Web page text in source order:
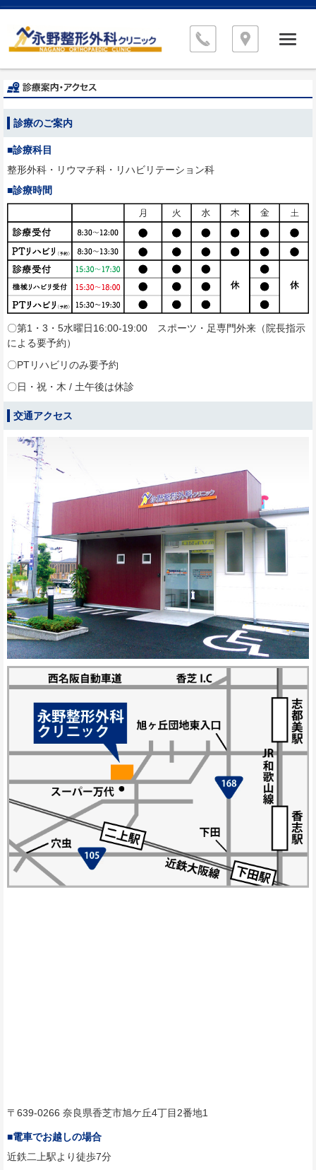
診療のご案内
■診療科目
整形外科・リウマチ科・リハビリテーション科
■診療時間
〇第1・3・5水曜日16:00-19:00 スポーツ・足専門外来（院長指示
による要予約）
〇PTリハビリのみ要予約
〇日・祝・木 / 土午後は休診
交通アクセス
〒639-0266 奈良県香芝市旭ケ丘4丁目2番地1
■電車でお越しの場合
近鉄二上駅より徒歩7分